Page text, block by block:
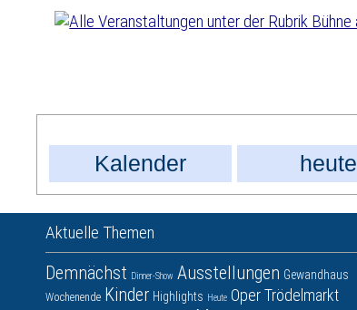
Kalender
heute
Aktuelle Themen
Demnächst Dinner-Show Ausstellungen Gewandhaus
Wochenende Kinder Highlights Heute OperTrödelmarkt